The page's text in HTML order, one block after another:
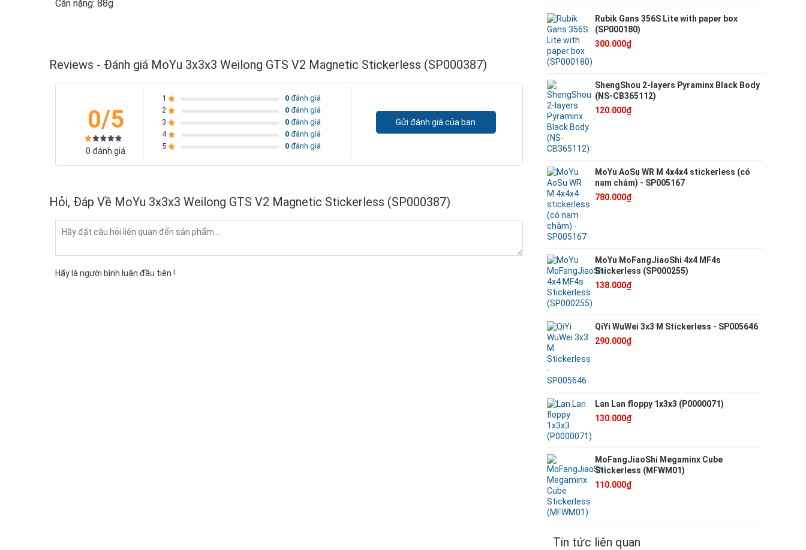
Cân nặng: 88g
Reviews - Đánh giá MoYu 3x3x3 Weilong GTS V2 Magnetic Stickerless (SP000387)
0/5
0 đánh giá
1 0đánh giá
2
0đánh giá
3
0đánh giá
4
0đánh giá
5
0đánh giá
Gửi đánh giá của bạn
Hỏi, Đáp Về MoYu 3x3x3 Weilong GTS V2 Magnetic Stickerless (SP000387)
Hãy là người bình luận đầu tiên !
Rubik Gans 356S Lite with paper box
(SP000180)
300.000₫
ShengShou 2-layers Pyraminx Black Body
(NS-CB365112)
120.000₫
MoYu AoSu WR M 4x4x4 stickerless (có
nam châm) - SP005167
780.000₫
MoYu MoFangJiaoShi 4x4 MF4s
Stickerless (SP000255)
138.000₫
QiYi WuWei 3x3 M Stickerless - SP005646
290.000₫
Lan Lan floppy 1x3x3 (P0000071)
130.000₫
MoFangJiaoShi Megaminx Cube
Stickerless (MFWM01)
110.000₫
Tin tức liên quan